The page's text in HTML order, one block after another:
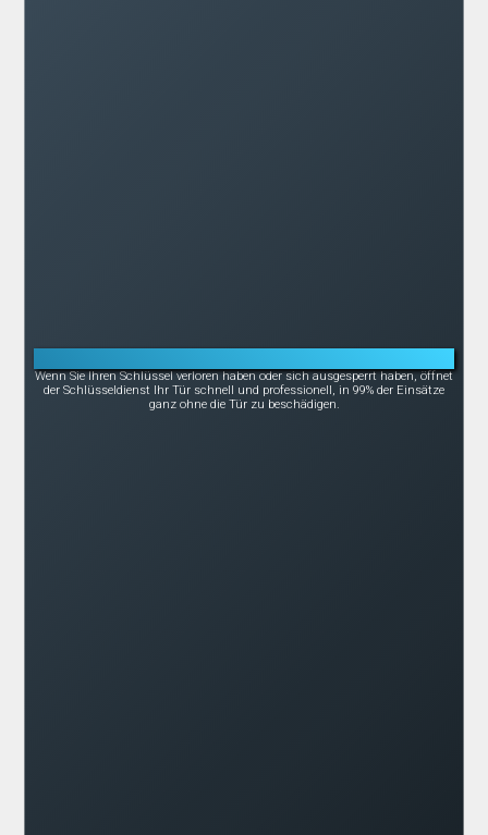
Wenn Sie Ihren Schlüssel verloren haben oder sich ausgesperrt haben, öffnet
der Schlüsseldienst Ihr Tür schnell und professionell, in 99% der Einsätze
ganz ohne die Tür zu beschädigen.